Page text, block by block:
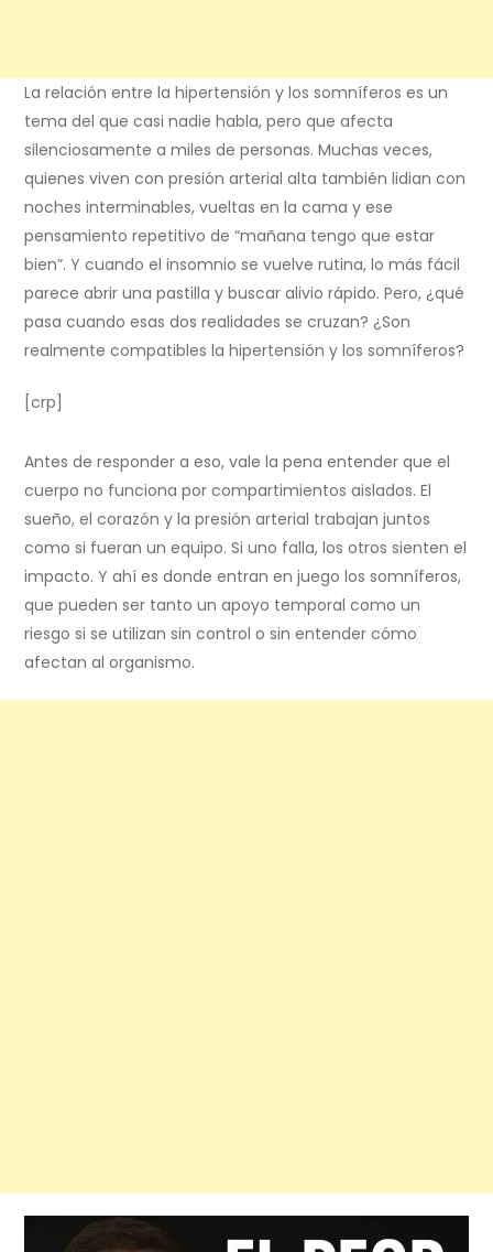
La relación entre la hipertensión y los somníferos es un
tema del que casi nadie habla, pero que afecta
silenciosamente a miles de personas. Muchas veces,
quienes viven con presión arterial alta también lidian con
noches interminables, vueltas en la cama y ese
pensamiento repetitivo de “mañana tengo que estar
bien”. Y cuando el insomnio se vuelve rutina, lo más fácil
parece abrir una pastilla y buscar alivio rápido. Pero, ¿qué
pasa cuando esas dos realidades se cruzan? ¿Son
realmente compatibles la hipertensión y los somníferos?
[crp]
Antes de responder a eso, vale la pena entender que el
cuerpo no funciona por compartimientos aislados. El
sueño, el corazón y la presión arterial trabajan juntos
como si fueran un equipo. Si uno falla, los otros sienten el
impacto. Y ahí es donde entran en juego los somníferos,
que pueden ser tanto un apoyo temporal como un
riesgo si se utilizan sin control o sin entender cómo
afectan al organismo.